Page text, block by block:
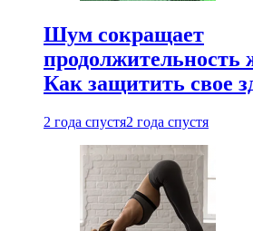
Шум сокращает
продолжительность
Как защитить свое
2 года спустя2 года спустя